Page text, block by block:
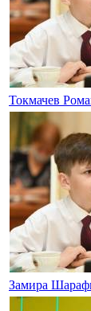
Токмачев
Замира